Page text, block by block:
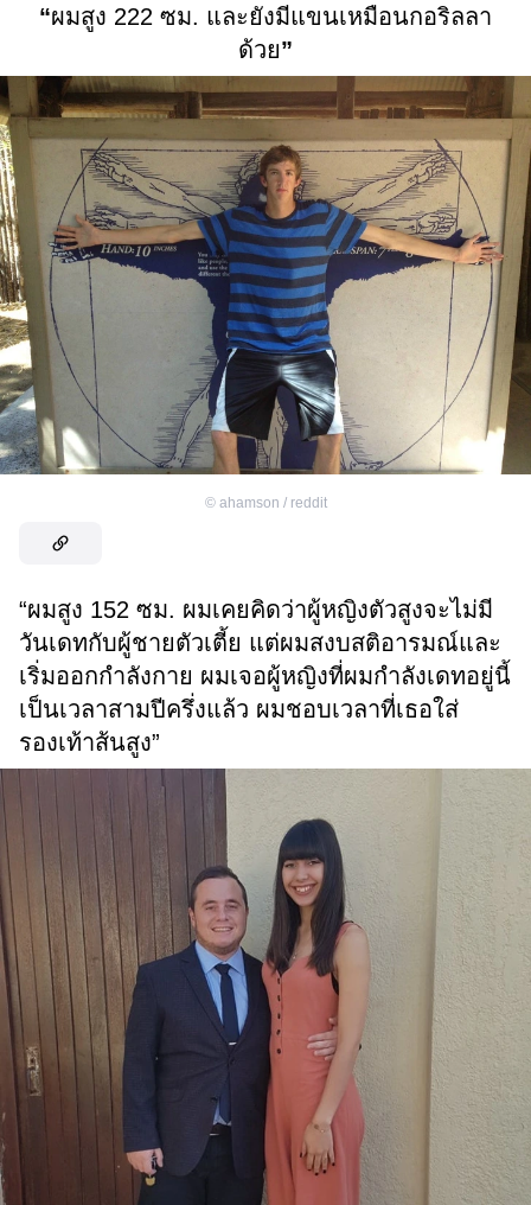
“ผมสูง 222 ซม. และยังมีแขนเหมือนกอริลลา
ด้วย”
© ahamson / reddit
“ผมสูง 152 ซม. ผมเคยคิดว่าผู้หญิงตัวสูงจะไม่มี
วันเดทกับผู้ชายตัวเตี้ย แต่ผมสงบสติอารมณ์และ
เริ่มออกกำลังกาย ผมเจอผู้หญิงที่ผมกำลังเดทอยู่นี้
เป็นเวลาสามปีครึ่งแล้ว ผมชอบเวลาที่เธอใส่
รองเท้าส้นสูง”